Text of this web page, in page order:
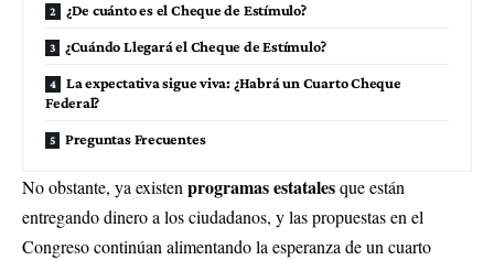
¿De cuánto es el Cheque de Estímulo?
¿Cuándo Llegará el Cheque de Estímulo?
La expectativa sigue viva: ¿Habrá un Cuarto Cheque
Federal?
Preguntas Frecuentes
No obstante, ya existenprogramas estatalesque están
entregando dinero a los ciudadanos, y las propuestas en el
Congreso continúan alimentando la esperanza de un cuarto